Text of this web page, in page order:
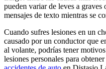
pueden variar de leves a
mensajes de texto mientras se
Cuando sufres lesiones en un
causado por un conductor que
al volante, podrías tener
lesiones personales para